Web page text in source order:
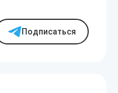
Подписаться